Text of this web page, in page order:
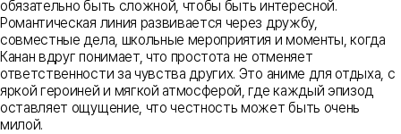
обязательно быть сложной, чтобы быть интересной.
Романтическая линия развивается через дружбу,
совместные дела, школьные мероприятия и моменты, когда
Канан вдруг понимает, что простота не отменяет
ответственности за чувства других. Это аниме для отдыха, с
яркой героиней и мягкой атмосферой, где каждый эпизод
оставляет ощущение, что честность может быть очень
милой.